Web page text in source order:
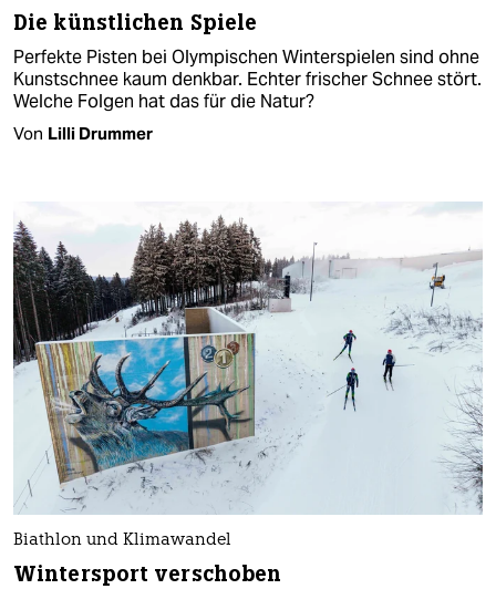
Die künstlichen Spiele
Perfekte Pisten bei Olympischen Winterspielen sind ohne
Kunstschnee kaum denkbar. Echter frischer Schnee stört.
Welche Folgen hat das für die Natur?
Von Lilli Drummer
Biathlon und Klimawandel
Wintersport verschoben